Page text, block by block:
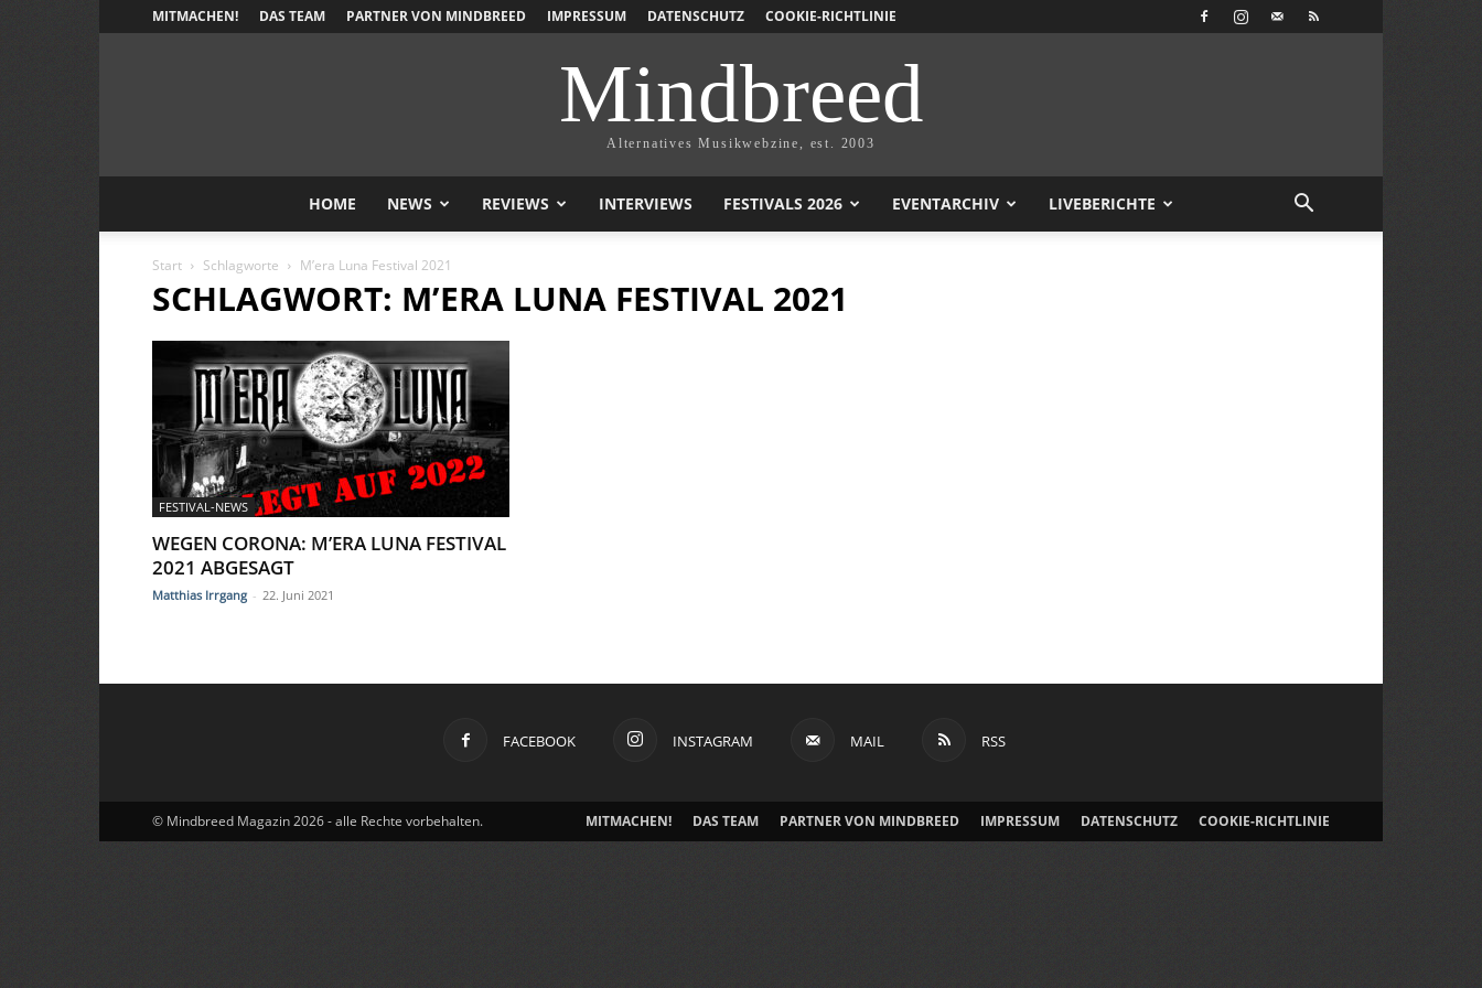
MITMACHEN! DAS TEAM PARTNER VON MINDBREED IMPRESSUM DATENSCHUTZ COOKIE-RICHTLINIE
Mindbreed
Alternatives Musikwebzine, est. 2003
HOME NEWS REVIEWS INTERVIEWS FESTIVALS 2026 EVENTARCHIV LIVEBERICHTE
Start Schlagworte M’era Luna Festival 2021
SCHLAGWORT: M’ERA LUNA FESTIVAL 2021
FESTIVAL-NEWS
WEGEN CORONA: M’ERA LUNA FESTIVAL
2021 ABGESAGT
Matthias Irrgang - 22. Juni 2021
FACEBOOK INSTAGRAM MAIL RSS
MITMACHEN! DAS TEAM PARTNER VON MINDBREED IMPRESSUM DATENSCHUTZ COOKIE-RICHTLINIE
© Mindbreed Magazin 2026 - alle Rechte vorbehalten.